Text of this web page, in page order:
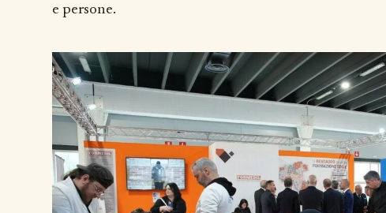
e persone.